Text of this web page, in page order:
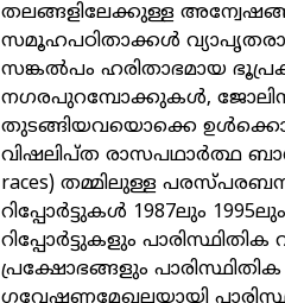
തലങ്ങളിലേക്കുള്ള
സമൂഹപഠിതാക്കൾ
സങ്കൽപം ഹരിതാഭമായ
നഗരപുറമ്പോക്കുകൾ,
തുടങ്ങിയവയൊക്കെ
വിഷലിപ്ത രാസപഥാർത്ഥ
races) തമ്മിലുള്ള
റിപ്പോർട്ടുകൾ 1987ലും
റിപ്പോർട്ടുകളും
പ്രക്ഷോഭങ്ങളും